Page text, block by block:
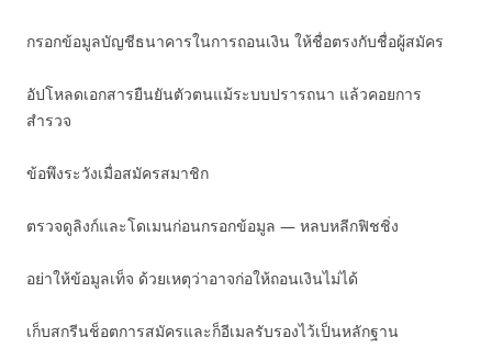
กรอกข้อมูลบัญชีธนาคารในการถอนเงิน ให้ชื่อตรงกับชื่อผู้สมัคร
อัปโหลดเอกสารยืนยันตัวตนแม้ระบบปรารถนา แล้วคอยการ
สำรวจ
ข้อพึงระวังเมื่อสมัครสมาชิก
ตรวจดูลิงก์และโดเมนก่อนกรอกข้อมูล — หลบหลีกฟิชชิ่ง
อย่าให้ข้อมูลเท็จ ด้วยเหตุว่าอาจก่อให้ถอนเงินไม่ได้
เก็บสกรีนช็อตการสมัครและก็อีเมลรับรองไว้เป็นหลักฐาน